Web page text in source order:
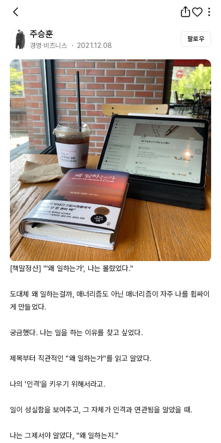
주승훈
경영·비즈니스 ・ 2021.12.08
팔로우
[책말정산] "'왜 일하는가', 나는 몰랐었다."
도대체 왜 일하는걸까, 매너리즘도 아닌 매너리즘이 자주 나를 휩싸이
게 만들었다.
궁금했다. 나는 일을 하는 이유를 찾고 싶었다.
제목부터 직관적인 "왜 일하는가"를 읽고 알았다.
나의 '인격'을 키우기 위해서라고.
일이 성실함을 보여주고, 그 자체가 인격과 연관됨을 알았을 때.
나는 그제서야 알았다, "왜 일하는지."